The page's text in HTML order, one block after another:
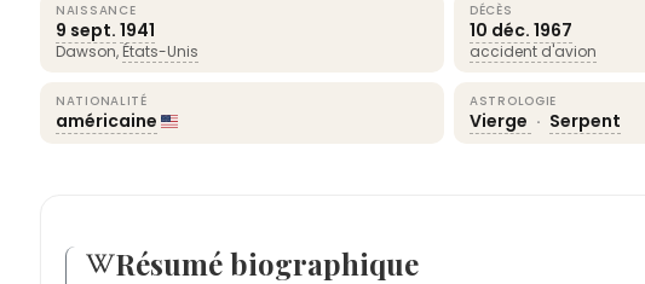
NAISSANCE
9 sept. 1941
Dawson, États-Unis
DÉCÈS
10 déc. 1967
accident d'avion
NATIONALITÉ
américaine
ASTROLOGIE
Vierge · Serpent
Résumé biographique